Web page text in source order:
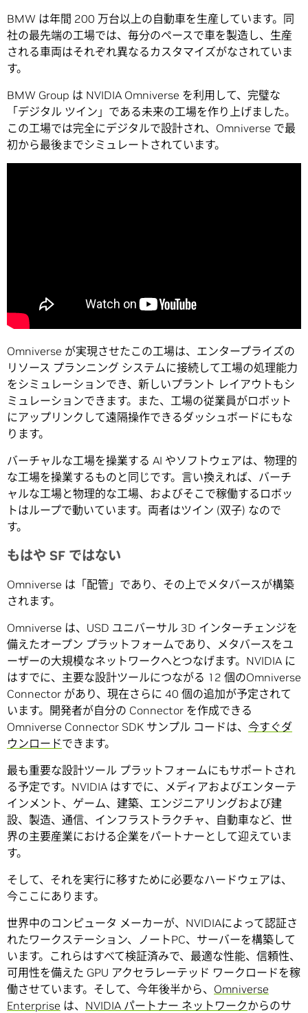
BMW は年間 200 万台以上の自動車を生産しています。同
社の最先端の工場では、毎分のペースで車を製造し、生産
される車両はそれぞれ異なるカスタマイズがなされていま
す。
BMW Group は NVIDIA Omniverse を利用して、完璧な
「デジタル ツイン」である未来の工場を作り上げました。
この工場では完全にデジタルで設計され、Omniverse で最
初から最後までシミュレートされています。
Omniverse が実現させたこの工場は、エンタープライズの
リソース プランニング システムに接続して工場の処理能力
をシミュレーションでき、新しいプラント レイアウトもシ
ミュレーションできます。また、工場の従業員がロボット
にアップリンクして遠隔操作できるダッシュボードにもな
ります。
バーチャルな工場を操業する AI やソフトウェアは、物理的
な工場を操業するものと同じです。言い換えれば、バーチ
ャルな工場と物理的な工場、およびそこで稼働するロボッ
トはループで動いています。両者はツイン (双子) なので
す。
もはや SF ではない
Omniverse は「配管」であり、その上でメタバースが構築
されます。
Omniverse は、USD ユニバーサル 3D インターチェンジを
備えたオープン プラットフォームであり、メタバースをユ
ーザーの大規模なネットワークへとつなげます。NVIDIA に
はすでに、主要な設計ツールにつながる 12 個のOmniverse
Connector があり、現在さらに 40 個の追加が予定されて
います。開発者が自分の Connector を作成できる
Omniverse Connector SDK サンプル コードは、 今すぐダ
ウンロードできます。
最も重要な設計ツール プラットフォームにもサポートされ
る予定です。NVIDIA はすでに、メディアおよびエンターテ
インメント、ゲーム、建築、エンジニアリングおよび建
設、製造、通信、インフラストラクチャ、自動車など、世
界の主要産業における企業をパートナーとして迎えていま
す。
そして、それを実行に移すために必要なハードウェアは、
今ここにあります。
世界中のコンピュータ メーカーが、NVIDIAによって認証さ
れたワークステーション、ノートPC、サーバーを構築して
います。これらはすべて検証済みで、最適な性能、信頼性、
可用性を備えた GPU アクセラレーテッド ワークロードを稼
働させています。そして、今年後半から、 Omniverse
Enterprise は、 NVIDIA パートナー ネットワークからのサ